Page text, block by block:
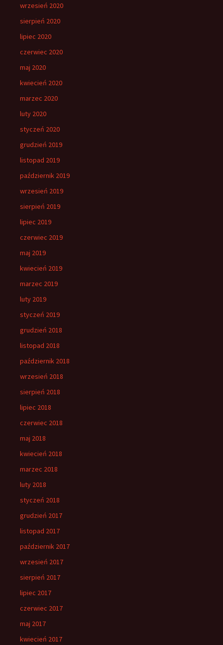
wrzesień 2020
sierpień 2020
lipiec 2020
czerwiec 2020
maj 2020
kwiecień 2020
marzec 2020
luty 2020
styczeń 2020
grudzień 2019
listopad 2019
październik 2019
wrzesień 2019
sierpień 2019
lipiec 2019
czerwiec 2019
maj 2019
kwiecień 2019
marzec 2019
luty 2019
styczeń 2019
grudzień 2018
listopad 2018
październik 2018
wrzesień 2018
sierpień 2018
lipiec 2018
czerwiec 2018
maj 2018
kwiecień 2018
marzec 2018
luty 2018
styczeń 2018
grudzień 2017
listopad 2017
październik 2017
wrzesień 2017
sierpień 2017
lipiec 2017
czerwiec 2017
maj 2017
kwiecień 2017